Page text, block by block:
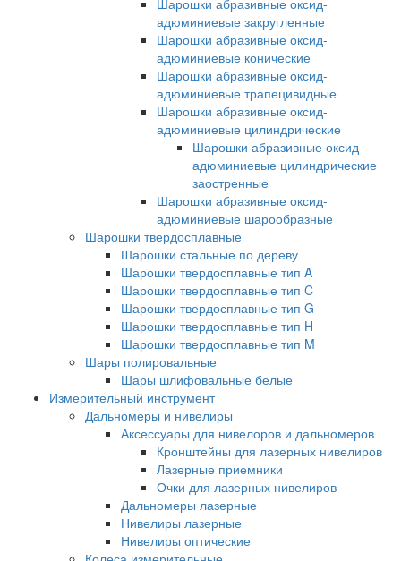
Шарошки абразивные оксид-
адюминиевые закругленные
Шарошки абразивные оксид-
адюминиевые конические
Шарошки абразивные оксид-
адюминиевые трапецивидные
Шарошки абразивные оксид-
адюминиевые цилиндрические
Шарошки абразивные оксид-
адюминиевые цилиндрические
заостренные
Шарошки абразивные оксид-
адюминиевые шарообразные
Шарошки твердосплавные
Шарошки стальные по дереву
Шарошки твердосплавные тип A
Шарошки твердосплавные тип C
Шарошки твердосплавные тип G
Шарошки твердосплавные тип H
Шарошки твердосплавные тип M
Шары полировальные
Шары шлифовальные белые
Измерительный инструмент
Дальномеры и нивелиры
Аксессуары для нивелоров и дальномеров
Кронштейны для лазерных нивелиров
Лазерные приемники
Очки для лазерных нивелиров
Дальномеры лазерные
Нивелиры лазерные
Нивелиры оптические